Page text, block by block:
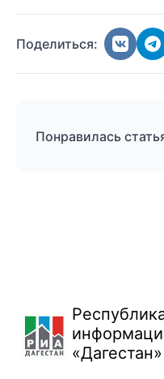
Поделиться:
Понравилась
«Дагестан»